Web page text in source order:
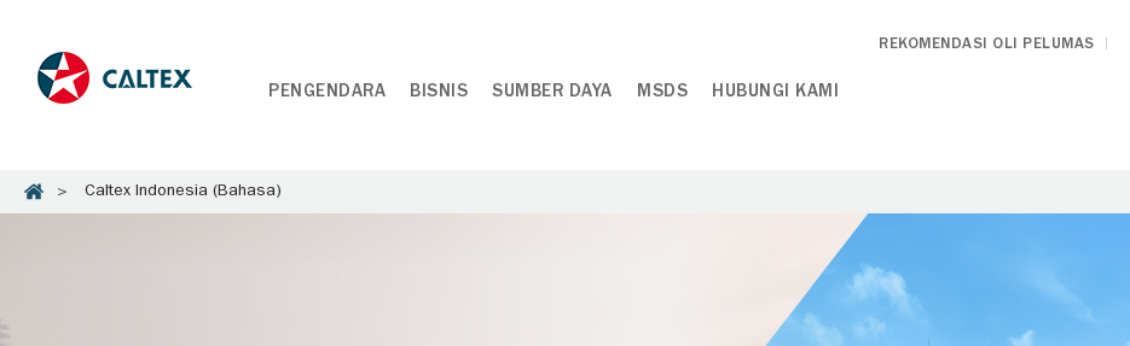
REKOMENDASI OLI PELUMAS
PENGENDARA BISNIS SUMBER DAYA MSDS HUBUNGI KAMI
Caltex Indonesia (Bahasa)